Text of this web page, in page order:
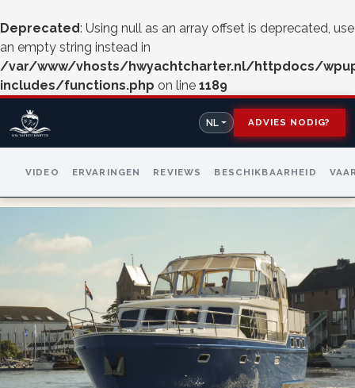
Deprecated: Using null as an array offset is deprecated, use
an empty string instead in
/var/www/vhosts/hwyachtcharter.nl/httpdocs/
includes/functions.php on line 1189
NL ADVIES NODIG?
VIDEO ERVARINGEN REVIEWS BESCHIKBAARHEID